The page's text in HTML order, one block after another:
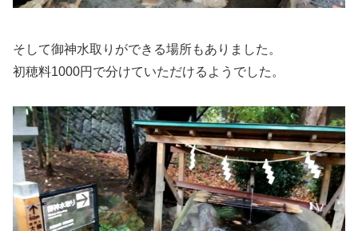
そして御神水取りができる場所もありました。
初穂料1000円で分けていただけるようでした。